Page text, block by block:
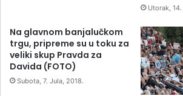
Utorak,
Na glavnom banjalučkom
trgu, pripreme su u toku za
veliki skup Pravda za
Davida (FOTO)
Subota, 7. Jula, 2018.